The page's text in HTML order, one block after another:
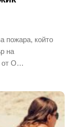
пожара, който
на
от О…